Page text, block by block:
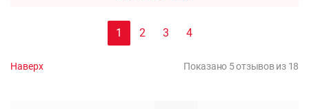
1 2 3 4
Наверх Показано 5 отзывов из 18